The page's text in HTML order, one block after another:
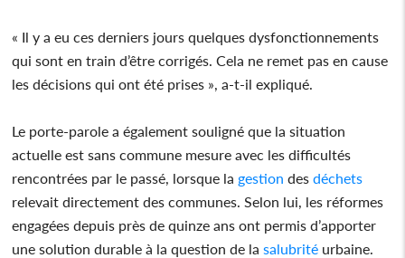
« Il y a eu ces derniers jours quelques dysfonctionnements
qui sont en train d’être corrigés. Cela ne remet pas en cause
les décisions qui ont été prises », a-t-il expliqué.
Le porte-parole a également souligné que la situation
actuelle est sans commune mesure avec les difficultés
rencontrées par le passé, lorsque la gestion des déchets
relevait directement des communes. Selon lui, les réformes
engagées depuis près de quinze ans ont permis d’apporter
une solution durable à la question de la salubrité urbaine.